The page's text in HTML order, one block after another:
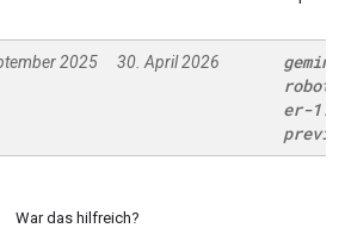
2025 30. April 2026
er-1.
War das hilfreich?